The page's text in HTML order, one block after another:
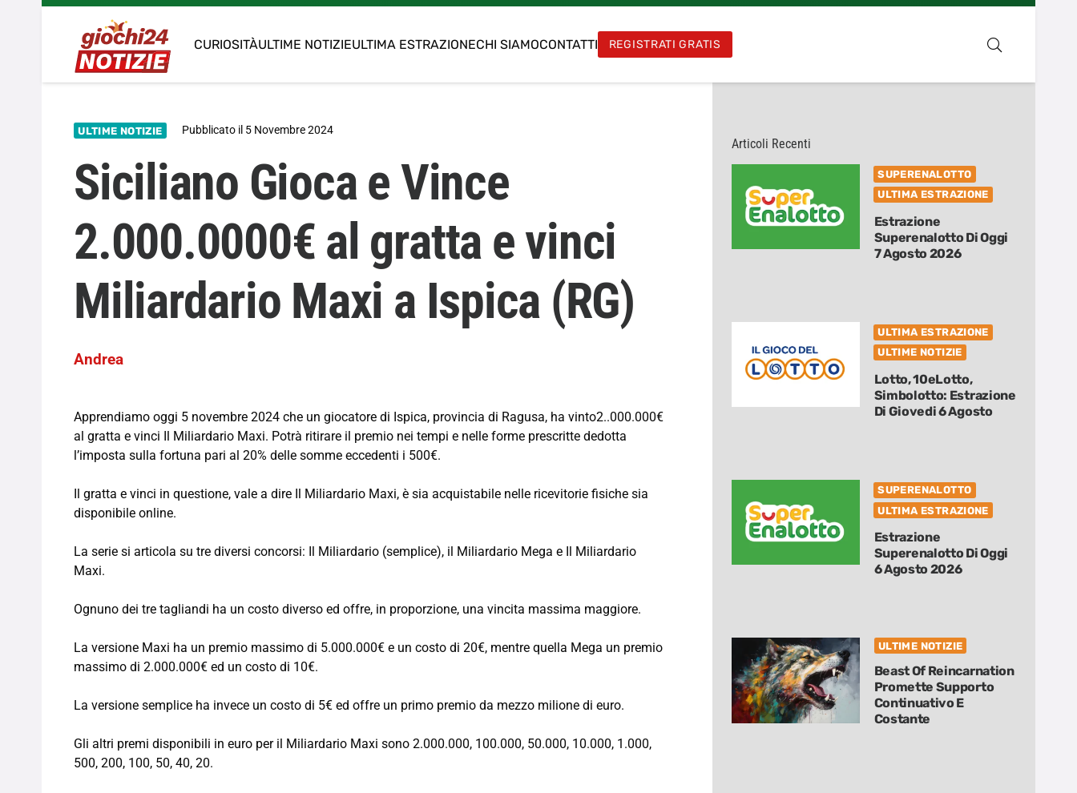
CURIOSITÀULTIME NOTIZIEULTIMA ESTRAZIONECHI SIAMOCONTATTI REGISTRATI GRATIS
ULTIME NOTIZIE Pubblicato il 5 Novembre 2024
Siciliano Gioca e Vince
2.000.0000€ al gratta e vinci
Miliardario Maxi a Ispica (RG)
Andrea
Apprendiamo oggi 5 novembre 2024 che un giocatore di Ispica, provincia di Ragusa, ha vinto2..000.000€
al gratta e vinci Il Miliardario Maxi. Potrà ritirare il premio nei tempi e nelle forme prescritte dedotta
l’imposta sulla fortuna pari al 20% delle somme eccedenti i 500€.
Il gratta e vinci in questione, vale a dire Il Miliardario Maxi, è sia acquistabile nelle ricevitorie fisiche sia
disponibile online.
La serie si articola su tre diversi concorsi: Il Miliardario (semplice), il Miliardario Mega e Il Miliardario
Maxi.
Ognuno dei tre tagliandi ha un costo diverso ed offre, in proporzione, una vincita massima maggiore.
La versione Maxi ha un premio massimo di 5.000.000€ e un costo di 20€, mentre quella Mega un premio
massimo di 2.000.000€ ed un costo di 10€.
La versione semplice ha invece un costo di 5€ ed offre un primo premio da mezzo milione di euro.
Gli altri premi disponibili in euro per il Miliardario Maxi sono 2.000.000, 100.000, 50.000, 10.000, 1.000,
500, 200, 100, 50, 40, 20.
Articoli Recenti
SUPERENALOTTO
ULTIMA ESTRAZIONE
Estrazione
Superenalotto Di Oggi
7 Agosto 2026
ULTIMA ESTRAZIONE
ULTIME NOTIZIE
Lotto, 10eLotto,
Simbolotto: Estrazione
Di Giovedi 6 Agosto
SUPERENALOTTO
ULTIMA ESTRAZIONE
Estrazione
Superenalotto Di Oggi
6 Agosto 2026
ULTIME NOTIZIE
Beast Of Reincarnation
Promette Supporto
Continuativo E
Costante